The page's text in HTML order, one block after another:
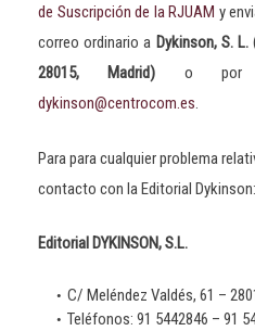
de Suscripción de la RJUAM y
correo ordinario a Dykinson, S.
28015, Madrid) o por
dykinson@centrocom.es.
Para para cualquier problema
contacto con la Editorial Dykinson:
Editorial DYKINSON, S.L.
C/ Meléndez Valdés, 61 –
Teléfonos: 91 5442846 – 91